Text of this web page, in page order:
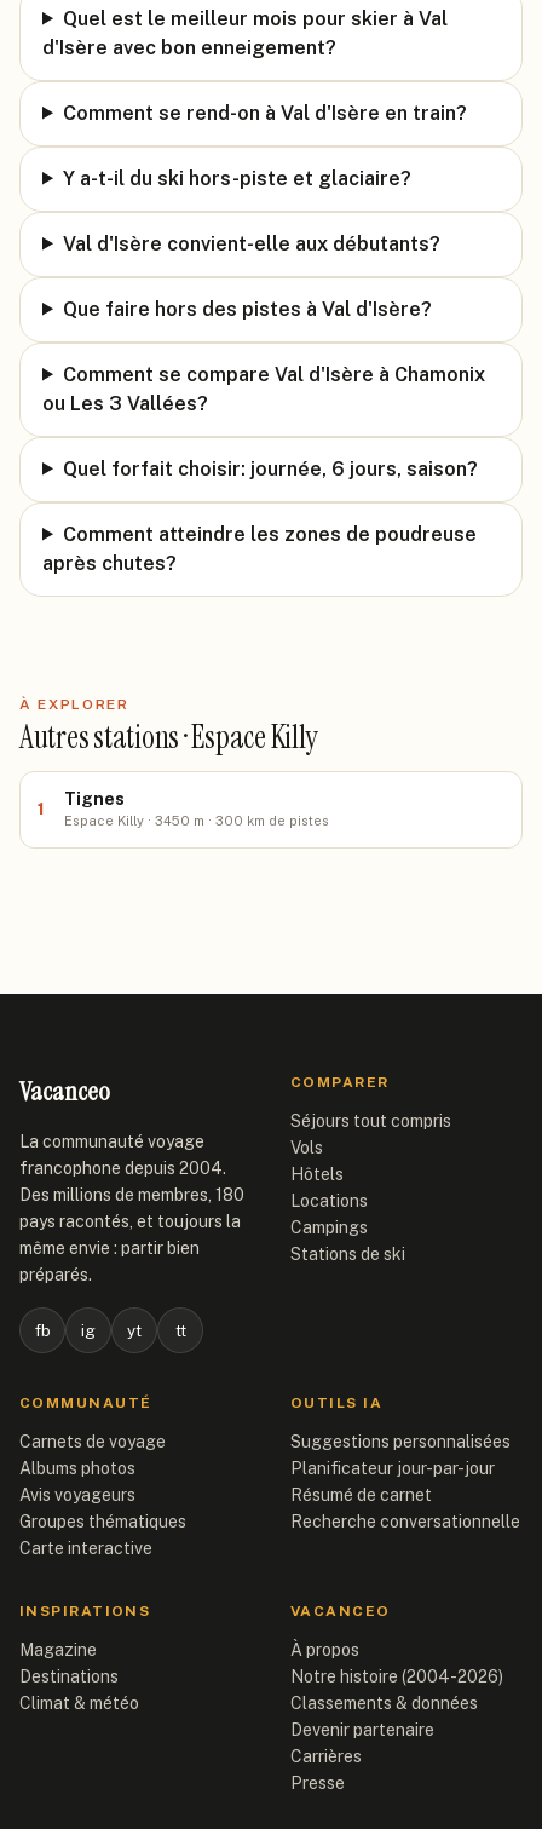
Quel est le meilleur mois pour skier à Val
d'Isère avec bon enneigement?
Comment se rend-on à Val d'Isère en train?
Y a-t-il du ski hors-piste et glaciaire?
Val d'Isère convient-elle aux débutants?
Que faire hors des pistes à Val d'Isère?
Comment se compare Val d'Isère à Chamonix
ou Les 3 Vallées?
Quel forfait choisir: journée, 6 jours, saison?
Comment atteindre les zones de poudreuse
après chutes?
À EXPLORER
Autres stations · Espace Killy
1
Tignes
Espace Killy · 3450 m · 300 km de pistes
Vacanceo
La communauté voyage
francophone depuis 2004.
Des millions de membres, 180
pays racontés, et toujours la
même envie : partir bien
préparés.
fb ig yt tt
COMPARER
Séjours tout compris
Vols
Hôtels
Locations
Campings
Stations de ski
COMMUNAUTÉ
Carnets de voyage
Albums photos
Avis voyageurs
Groupes thématiques
Carte interactive
OUTILS IA
Suggestions personnalisées
Planificateur jour-par-jour
Résumé de carnet
Recherche conversationnelle
INSPIRATIONS
Magazine
Destinations
Climat & météo
VACANCEO
À propos
Notre histoire (2004-2026)
Classements & données
Devenir partenaire
Carrières
Presse